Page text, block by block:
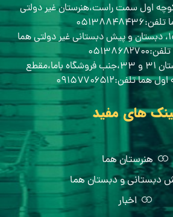
: باهنر ۳، کوچه اول سمت راست،هنرستان غیر دولتی
آدرس: هفت تیر ۱۵، دبستان و پیش دبستانی غیر دولتی هما
تلفن:۰۵۱۳۸۶۸۲۷۰۰
آدرس: بین هنرستان ۳۱ و ۳۳،جنب فروشگاه باما،مقطع
تلفن:۰۹۱۵۷۷۰۶۵۱۲
های مفید
هنرستان هما
دبستانی و دبستان هما
اخبار